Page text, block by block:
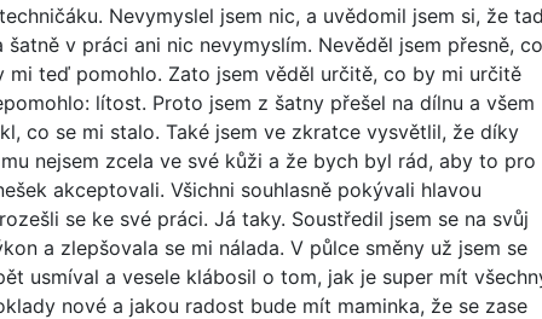
Nevymyslel jsem nic, a uvědomil jsem si, že
šatně v práci ani nic nevymyslím. Nevěděl jsem přesně, co
mi teď pomohlo. Zato jsem věděl určitě, co by mi určitě
lítost. Proto jsem z šatny přešel na dílnu a všem
co se mi stalo. Také jsem ve zkratce vysvětlil, že díky
nejsem zcela ve své kůži a že bych byl rád, aby to pro
akceptovali. Všichni souhlasně pokývali hlavou
se ke své práci. Já taky. Soustředil jsem se na svůj
a zlepšovala se mi nálada. V půlce směny už jsem se
usmíval a vesele klábosil o tom, jak je super mít
nové a jakou radost bude mít maminka, že se zase